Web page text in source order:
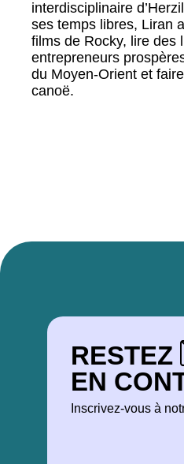
interdisciplinaire
ses temps libres, Liran
films de Rocky, lire des
entrepreneurs
du Moyen-Orient et
canoë.
RESTEZ
EN
Inscrivez-vous à